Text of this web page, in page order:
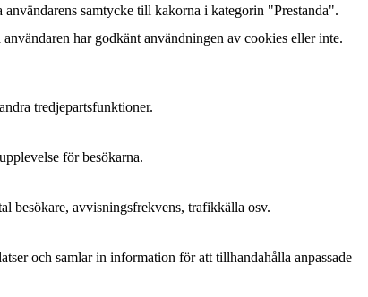
samtycke till kakorna i kategorin "Prestanda".
har godkänt användningen av cookies eller inte.
tredjepartsfunktioner.
för besökarna.
besökare, avvisningsfrekvens, trafikkälla osv.
och samlar in information för att tillhandahålla anpassade